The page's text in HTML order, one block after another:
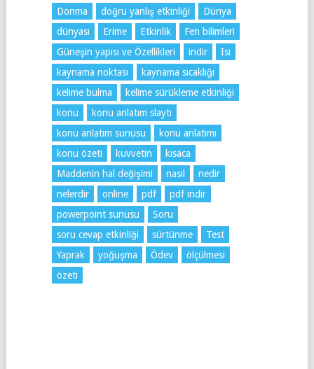
Donma
doğru yanlış etkinliği
Dünya
dünyası
Erime Etkinlik
Fen bilimleri
Güneşin yapısı ve Özellikleri
indir
Isı
kaynama noktası
kaynama sıcaklığı
kelime bulma
kelime sürükleme etkinliği
konu
konu anlatım slaytı
konu anlatım sunusu
konu anlatımı
konu özeti
kuvvetin
kısaca
Maddenin hal değişimi
nasıl
nedir
nelerdir
online pdf
pdf indir
powerpoint sunusu
Soru
soru cevap etkinliği
sürtünme
Test
Yaprak
yoğuşma Ödev
ölçülmesi
özeti